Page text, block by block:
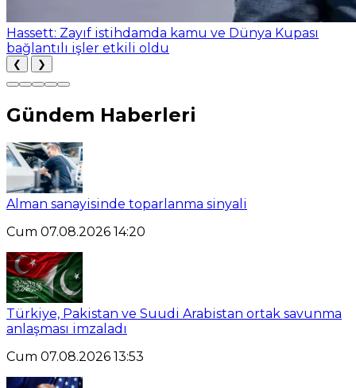
Hassett: Zayıf istihdamda kamu ve Dünya Kupası
bağlantılı işler etkili oldu
❮ ❯
Gündem Haberleri
Alman sanayisinde toparlanma sinyali
Cum 07.08.2026 14:20
Türkiye, Pakistan ve Suudi Arabistan ortak savunma
anlaşması imzaladı
Cum 07.08.2026 13:53